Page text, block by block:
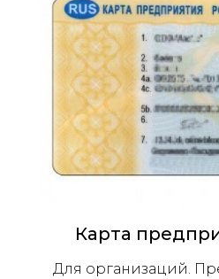
Карта
Для организаций.